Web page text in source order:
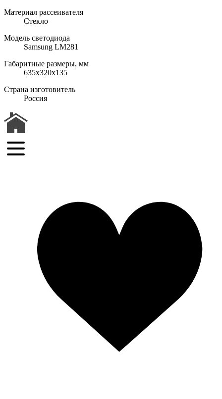
Материал рассеивателя
Стекло
Модель светодиода
Samsung LM281
Габаритные размеры, мм
635х320х135
Страна изготовитель
Россия